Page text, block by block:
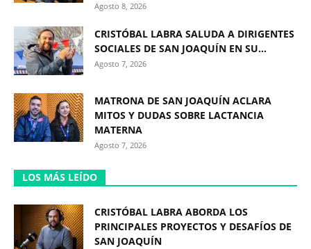
Agosto 8, 2026
CRISTÓBAL LABRA SALUDA A DIRIGENTES
SOCIALES DE SAN JOAQUÍN EN SU...
Agosto 7, 2026
MATRONA DE SAN JOAQUÍN ACLARA
MITOS Y DUDAS SOBRE LACTANCIA
MATERNA
Agosto 7, 2026
LOS MÁS LEÍDO
CRISTÓBAL LABRA ABORDA LOS
PRINCIPALES PROYECTOS Y DESAFÍOS DE
SAN JOAQUÍN